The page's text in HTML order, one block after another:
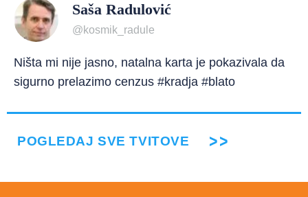
Saša Radulović
@kosmik_radule
Ništa mi nije jasno, natalna karta je pokazivala da
sigurno prelazimo cenzus #kradja #blato
POGLEDAJ SVE TVITOVE